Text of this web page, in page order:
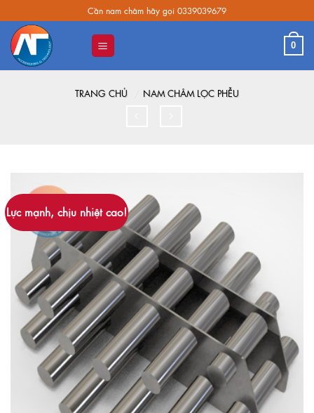
to
content
Cần nam châm hãy gọi 0339039679
0
TRANG CHỦ NAM CHÂM LỌC PHỄU
Lực mạnh, chịu nhiệt cao!